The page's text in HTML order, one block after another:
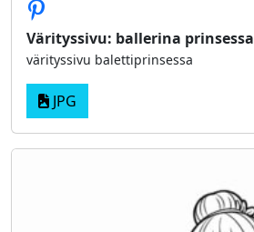
Värityssivu: ballerina prinsessa
värityssivu balettiprinsessa
JPG